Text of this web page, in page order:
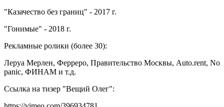
"Казачество без границ" - 2017 г.
"Гонимые" - 2018 г.
Рекламные ролики (более 30):
Леруа Мерлен, Ферреро, Правительство Москвы, Auto.rent, No
panic, ФИНАМ и т.д.
Ссылка на тизер "Вещий Олег":